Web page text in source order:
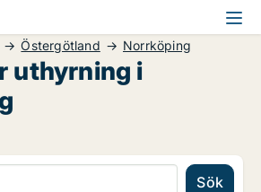
Östergötland Norrköping
uthyrning i
Sök